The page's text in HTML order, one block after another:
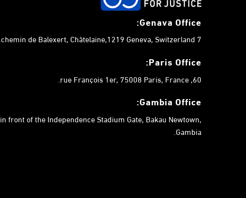
Genava Office:
7 chemin de Balexert, Châtelaine,1219 Geneva, Switzerland.
Paris Office:
60, rue François 1er, 75008 Paris, France.
Gambia Office:
in front of the Independence Stadium Gate, Bakau Newtown,
Gambia.